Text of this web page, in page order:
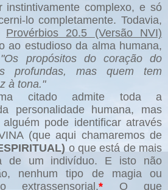
complexo, e só
lo completamente. Todavia,
Provérbios 20.5 (Versão NVI)
ao estudioso da alma humana,
"Os propósitos do coração do
profundas, mas quem tem
à tona."
citado admite toda a
personalidade humana, mas
pode identificar através
(que aqui chamaremos de
o que está de mais
de um indivíduo. E isto não
nenhum tipo de magia ou
extrassensorial.* O que